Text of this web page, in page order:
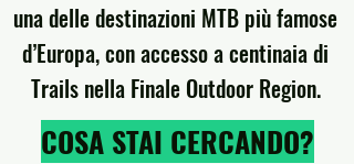
una delle destinazioni MTB più famose
d’Europa, con accesso a centinaia di
Trails nella Finale Outdoor Region.
COSA STAI CERCANDO?